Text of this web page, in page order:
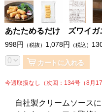
あたためるだけ ズワイガ
998円 （税抜） 1,078円 （税込）
カートに入れる
今週取扱なし（次回：134号（8月
自社製クリームソース